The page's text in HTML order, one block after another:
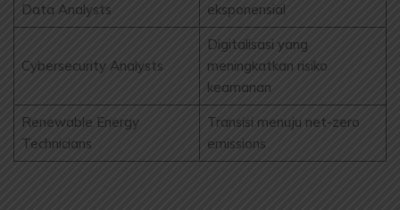
Data Analysts
eksponensial
Cybersecurity Analysts
Digitalisasi yang
meningkatkan risiko
keamanan
Renewable Energy
Technicians
Transisi menuju net-zero
emissions